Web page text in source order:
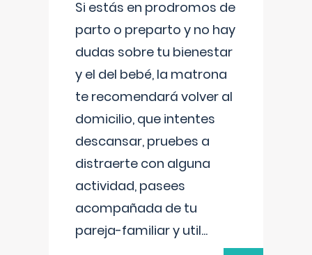
Si estás en prodromos de
parto o preparto y no hay
dudas sobre tu bienestar
y el del bebé, la matrona
te recomendará volver al
domicilio, que intentes
descansar, pruebes a
distraerte con alguna
actividad, pasees
acompañada de tu
pareja-familiar y util...